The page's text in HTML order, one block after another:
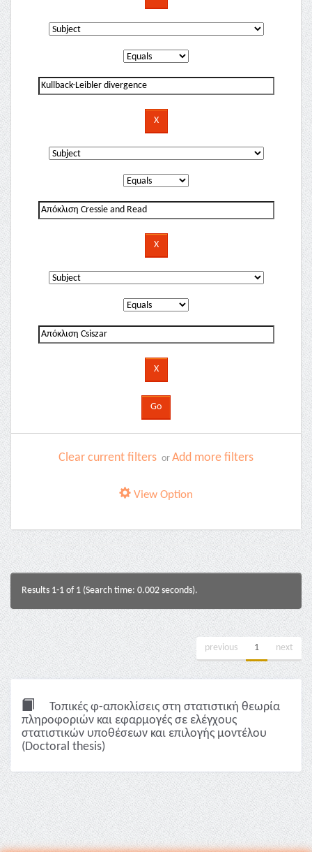
Clear current filters or Add more filters
View Option
Results 1-1 of 1 (Search time: 0.002 seconds).
previous 1 next
Τοπικές φ-αποκλίσεις στη στατιστική θεωρία
πληροφοριών και εφαρμογές σε ελέγχους
στατιστικών υποθέσεων και επιλογής μοντέλου
(Doctoral thesis)